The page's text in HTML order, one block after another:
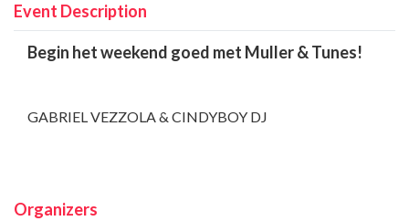
Event Description
Begin het weekend goed met Muller & Tunes!
GABRIEL VEZZOLA & CINDYBOY DJ
Organizers